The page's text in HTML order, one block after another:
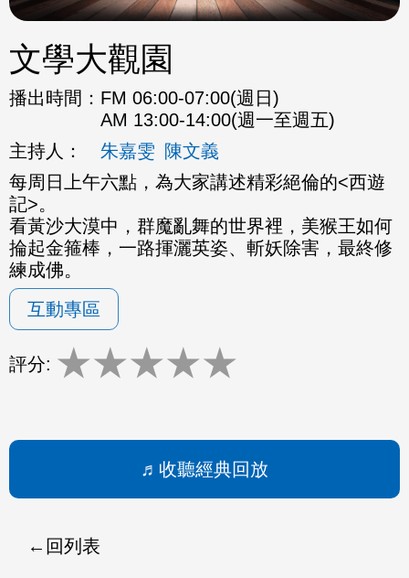
文學大觀園
播出時間： FM 06:00-07:00(週日)
AM 13:00-14:00(週一至週五)
主持人：
朱嘉雯 陳文義
每周日上午六點，為大家講述精彩絕倫的<西遊
記>。
看黃沙大漠中，群魔亂舞的世界裡，美猴王如何
掄起金箍棒，一路揮灑英姿、斬妖除害，最終修
練成佛。
互動專區
評分: ★★★★★
收聽經典回放
回列表